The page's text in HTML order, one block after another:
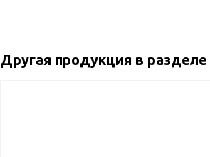
Другая продукция в разделе